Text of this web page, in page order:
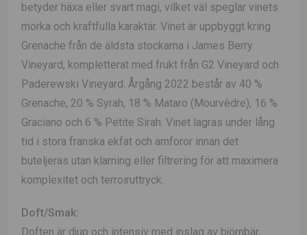
betyder häxa eller svart magi, vilket väl speglar vinets
mörka och kraftfulla karaktär. Vinet är uppbyggt kring
Grenache från de äldsta stockarna i James Berry
Vineyard, kompletterat med frukt från G2 Vineyard och
Paderewski Vineyard. Årgång 2022 består av 40 %
Grenache, 20 % Syrah, 18 % Mataro (Mourvèdre), 16 %
Graciano och 6 % Petite Sirah. Vinet lagras under lång
tid i stora franska ekfat och amforor innan det
buteljeras utan klarning eller filtrering för att maximera
komplexitet och terroiruttryck.
Doft/Smak:
Doften är djup och intensiv med inslag av björnbär,